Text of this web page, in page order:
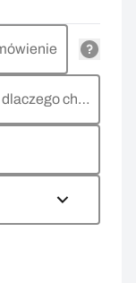
Podaj nam więcej szczegółów - dlaczego chcesz zwrócić towar, co jest powodem?